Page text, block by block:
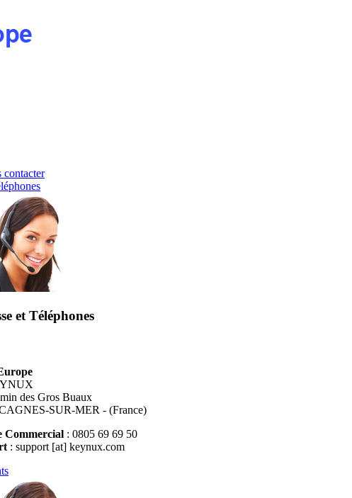
contacter
et Téléphones
des Gros Buaux
SUR-MER - (France)
Commercial : 0805 69 69 50
: support [at] keynux.com